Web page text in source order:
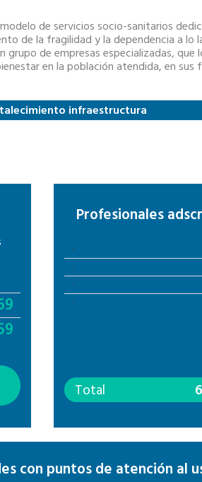
de servicios socio-sanitarios
de la fragilidad y la dependencia a lo
grupo de empresas especializadas, que
en la población atendida, en sus
infraestructura
Profesionales
-
-
-
-
Total
con puntos de atención al